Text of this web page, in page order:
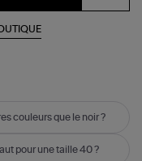
couleurs que le noir ?
pour une taille 40 ?